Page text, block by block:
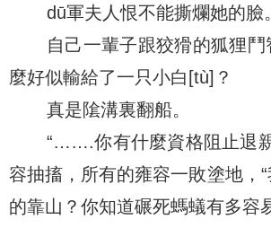
dū軍夫人恨不能撕爛她的臉。
自己一輩子跟狡猾的狐狸
麼好似輸給了一只小白[tù]？
真是隂溝裏翻船。
“…….你有什麼資格阻止退
容抽搐，所有的雍容一敗塗地，
的靠山？你知道碾死螞蟻有多容